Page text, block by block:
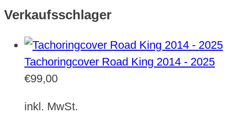
Verkaufsschlager
Tachoringcover Road King 2014 - 2025
€99,00
inkl. MwSt.